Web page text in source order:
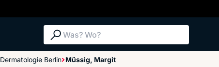
Suche: Was? Wo?
Dermatologie Berlin Müssig, Margit